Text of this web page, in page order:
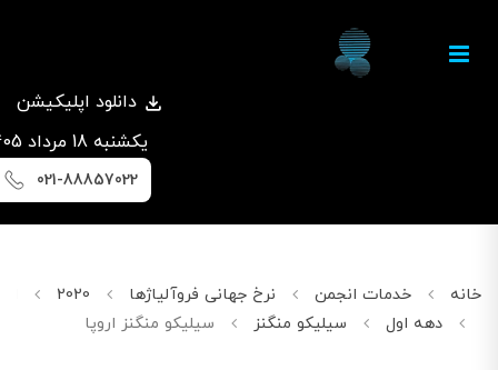
دانلود اپلیکیشن
يكشنبه 18 مرداد 1405
021-88857022
خانه خدمات انجمن نرخ جهانی فروآلیاژها 2020
دهه اول
سیلیکو منگنز سیلیکو منگنز اروپا